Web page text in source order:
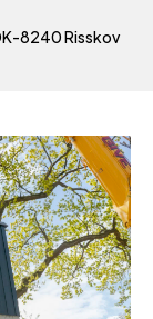
8240 Risskov